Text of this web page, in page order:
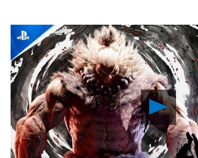
Play
Video